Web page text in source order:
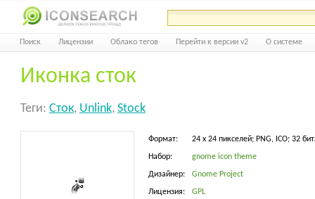
Поиск Лицензии Облако тегов Перейти к версии v2 О системе
Иконка сток
Теги: Сток, Unlink, Stock
Формат: 24 x 24 пикселей; PNG, ICO; 32
Набор: gnome icon theme
Дизайнер: Gnome Project
Лицензия: GPL